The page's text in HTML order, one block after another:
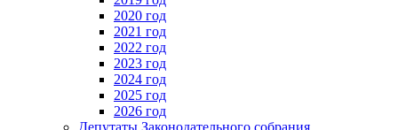
2020 год
2021 год
2022 год
2023 год
2024 год
2025 год
2026 год
Депутаты Законодательного собрания